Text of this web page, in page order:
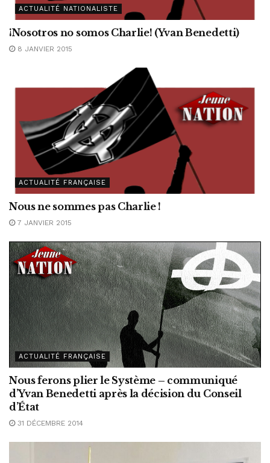
ACTUALITÉ NATIONALISTE
¡Nosotros no somos Charlie! (Yvan Benedetti)
8 JANVIER 2015
ACTUALITÉ FRANÇAISE
Nous ne sommes pas Charlie !
7 JANVIER 2015
ACTUALITÉ FRANÇAISE
Nous ferons plier le Système – communiqué
d’Yvan Benedetti après la décision du Conseil
d’État
31 DÉCEMBRE 2014